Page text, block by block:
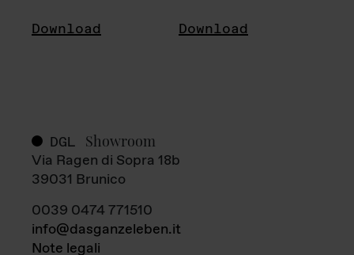
Download Download
DGL Showroom
Via Ragen di Sopra 18b
39031 Brunico
0039 0474 771510
info@dasganzeleben.it
Note legali